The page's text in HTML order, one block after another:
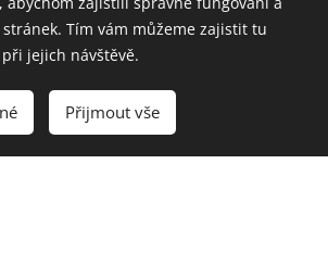
Tím vám můžeme zajistit tu
jejich návštěvě.
Přijmout vše